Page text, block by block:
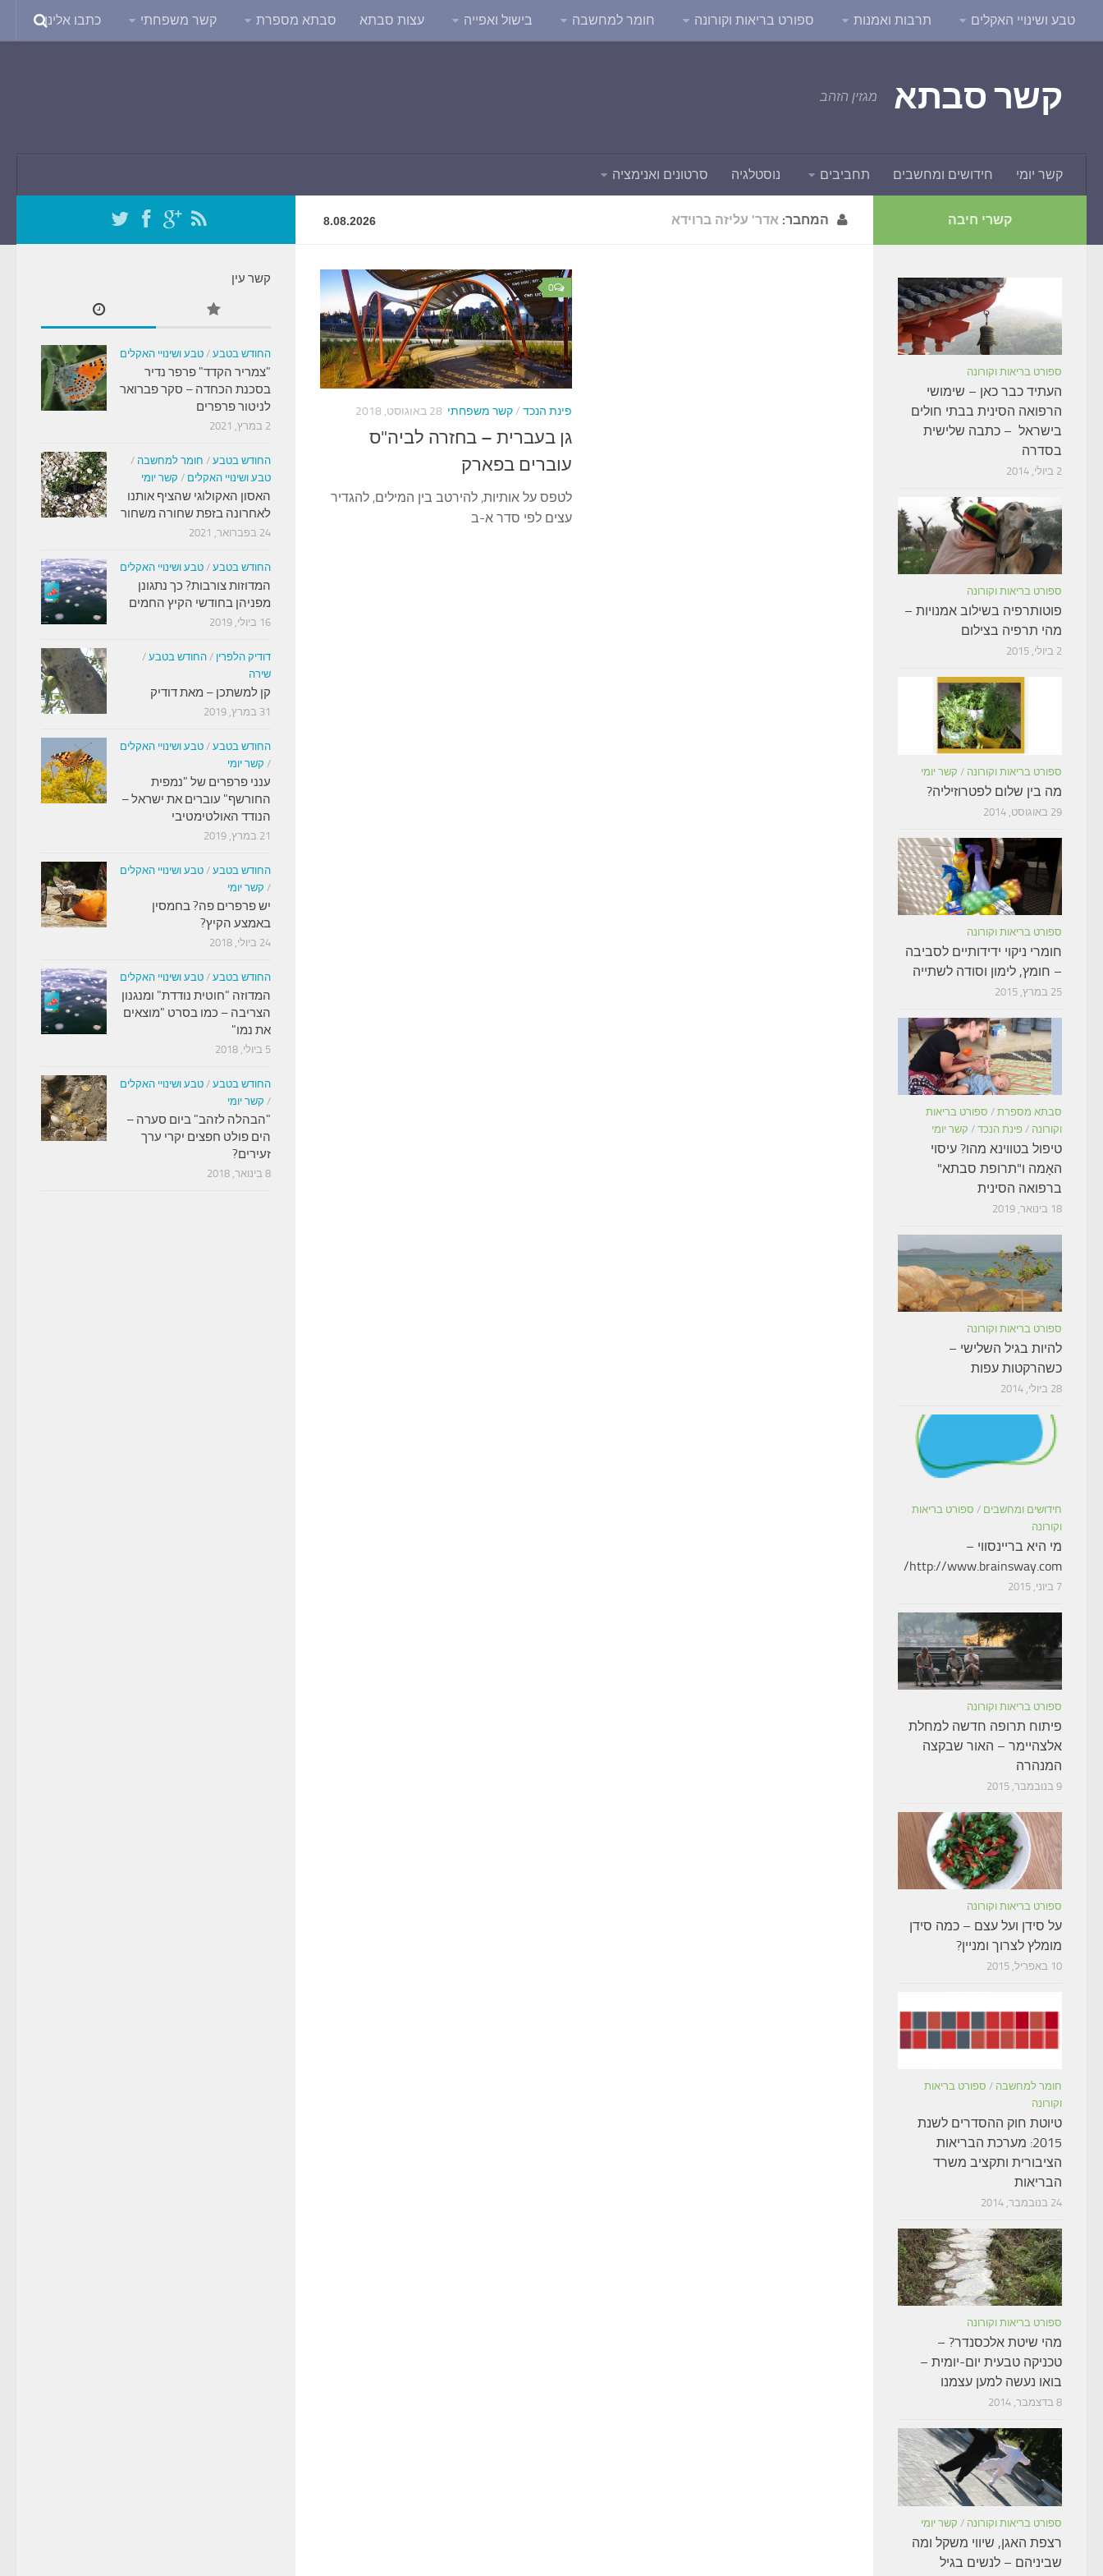
טבע ושינויי האקלים תרבות ואמנות ספורט בריאות וקורונה חומר למחשבה בישול ואפייה עצות סבתא סבתא מספרת קשר משפחתי כתבו אלינו
קשר סבתא מגזין הזהב
קשר יומי חידושים ומחשבים תחביבים נוסטלגיה סרטונים ואנימציה
המחבר: אדר' עליזה ברוידא 8.08.2026
0
פינת הנכד /קשר משפחתי 28 באוגוסט, 2018
גן בעברית – בחזרה לביה"ס
עוברים בפארק
לטפס על אותיות, להירטב בין המילים, להגדיר
עצים לפי סדר א-ב
קשר עין
החודש בטבע / טבע ושינויי האקלים
"צמריר הקדד" פרפר נדיר
בסכנת הכחדה – סקר פברואר
לניטור פרפרים
2 במרץ, 2021
החודש בטבע / חומר למחשבה /
טבע ושינויי האקלים / קשר יומי
האסון האקולוגי שהציף אותנו
לאחרונה בזפת שחורה משחור
24 בפברואר, 2021
החודש בטבע / טבע ושינויי האקלים
המדוזות צורבות? כך נתגונן
מפניהן בחודשי הקיץ החמים
16 ביולי, 2019
דודיק הלפרין / החודש בטבע /
שירה
קן למשתכן – מאת דודיק
31 במרץ, 2019
החודש בטבע / טבע ושינויי האקלים
/ קשר יומי
ענני פרפרים של "נמפית
החורשף" עוברים את ישראל –
הנודד האולטימטיבי
21 במרץ, 2019
החודש בטבע / טבע ושינויי האקלים
/ קשר יומי
יש פרפרים פה? בחמסין
באמצע הקיץ?
24 ביולי, 2018
החודש בטבע / טבע ושינויי האקלים
המדוזה "חוטית נודדת" ומנגנון
הצריבה – כמו בסרט "מוצאים
את נמו"
5 ביולי, 2018
החודש בטבע / טבע ושינויי האקלים
/ קשר יומי
"הבהלה לזהב" ביום סערה –
הים פולט חפצים יקרי ערך
זעירים?
8 בינואר, 2018
קשרי חיבה
ספורט בריאות וקורונה
העתיד כבר כאן – שימושי
הרפואה הסינית בבתי חולים
בישראל – כתבה שלישית
בסדרה
2 ביולי, 2014
ספורט בריאות וקורונה
פוטותרפיה בשילוב אמנויות –
מהי תרפיה בצילום
2 ביולי, 2015
ספורט בריאות וקורונה / קשר יומי
מה בין שלום לפטרוזיליה?
29 באוגוסט, 2014
ספורט בריאות וקורונה
חומרי ניקוי ידידותיים לסביבה
– חומץ, לימון וסודה לשתייה
25 במרץ, 2015
סבתא מספרת / ספורט בריאות
וקורונה / פינת הנכד / קשר יומי
טיפול בטווינא מהו? עיסוי
האָמה ו"תרופת סבתא"
ברפואה הסינית
18 בינואר, 2019
ספורט בריאות וקורונה
להיות בגיל השלישי –
כשהרקטות עפות
28 ביולי, 2014
חידושים ומחשבים / ספורט בריאות
וקורונה
מי היא בריינסווי –
http://www.brainsway.com/
7 ביוני, 2015
ספורט בריאות וקורונה
פיתוח תרופה חדשה למחלת
אלצהיימר – האור שבקצה
המנהרה
9 בנובמבר, 2015
ספורט בריאות וקורונה
על סידן ועל עצם – כמה סידן
מומלץ לצרוך ומניין?
10 באפריל, 2015
חומר למחשבה / ספורט בריאות
וקורונה
טיוטת חוק ההסדרים לשנת
2015: מערכת הבריאות
הציבורית ותקציב משרד
הבריאות
24 בנובמבר, 2014
ספורט בריאות וקורונה
מהי שיטת אלכסנדר? –
טכניקה טבעית יום-יומית –
בואו נעשה למען עצמנו
8 בדצמבר, 2014
ספורט בריאות וקורונה / קשר יומי
רצפת האגן, שיווי משקל ומה
שביניהם – לנשים בגיל